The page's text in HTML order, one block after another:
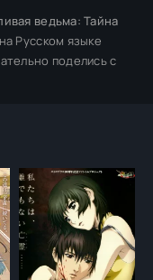
ведьма: Тайна
Русском языке
поделись с